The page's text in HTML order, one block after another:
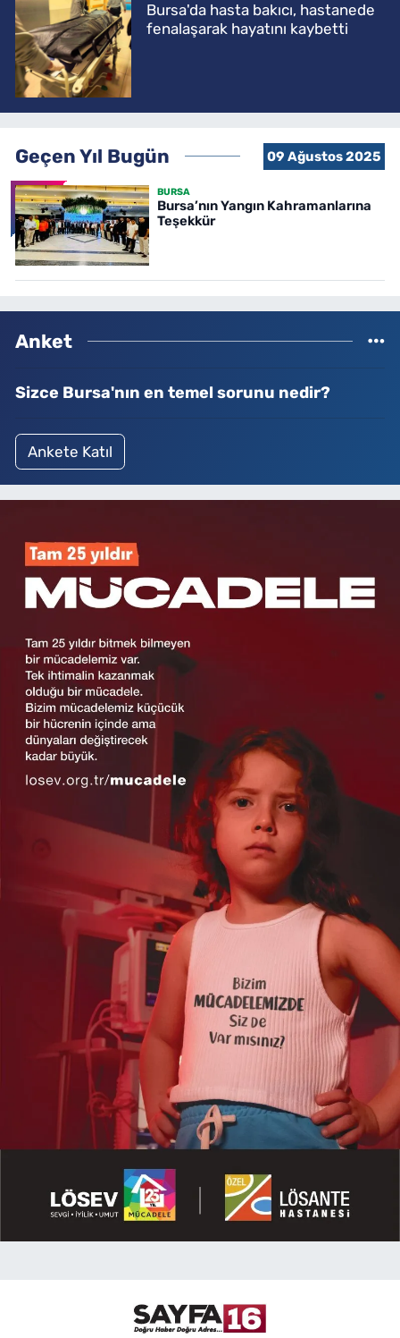
Bursa'da hasta bakıcı, hastanede
fenalaşarak hayatını kaybetti
Geçen Yıl Bugün 09 Ağustos 2025
BURSA
Bursa’nın Yangın Kahramanlarına
Teşekkür
Anket
Sizce Bursa'nın en temel sorunu nedir?
Ankete Katıl